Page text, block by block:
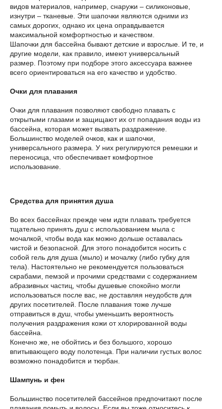
видов материалов, например, снаружи – силиконовые,
изнутри – тканевые. Эти шапочки являются одними из
самых дорогих, однако их цена оправдывается
максимальной комфортностью и качеством.
Шапочки для бассейна бывают детские и взрослые. И те, и
другие модели, как правило, имеют универсальный
размер. Поэтому при подборе этого аксессуара важнее
всего ориентироваться на его качество и удобство.
Очки для плавания
Очки для плавания позволяют свободно плавать с
открытыми глазами и защищают их от попадания воды из
бассейна, которая может вызвать раздражение.
Большинство моделей очков, как и шапочки,
универсального размера. У них регулируются ремешки и
переносица, что обеспечивает комфортное
использование.
Средства для принятия душа
Во всех бассейнах прежде чем идти плавать требуется
тщательно принять душ с использованием мыла с
мочалкой, чтобы вода как можно дольше оставалась
чистой и безопасной. Для этого понадобится носить с
собой гель для душа (мыло) и мочалку (либо губку для
тела). Настоятельно не рекомендуется пользоваться
скрабами, пемзой и прочими средствами с содержанием
абразивных частиц, чтобы душевые спокойно могли
использоваться после вас, не доставляя неудобств для
других посетителей. После плавания тоже лучше
отправиться в душ, чтобы уменьшить вероятность
получения раздражения кожи от хлорированной воды
бассейна.
Конечно же, не обойтись и без большого, хорошо
впитывающего воду полотенца. При наличии густых волос
возможно понадобится и тюрбан.
Шампунь и фен
Большинство посетителей бассейнов предпочитают после